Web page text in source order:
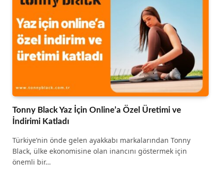
Tonny Black Yaz İçin Online’a Özel Üretimi ve
İndirimi Katladı
Türkiye’nin önde gelen ayakkabı markalarından Tonny
Black, ülke ekonomisine olan inancını göstermek için
önemli bir…